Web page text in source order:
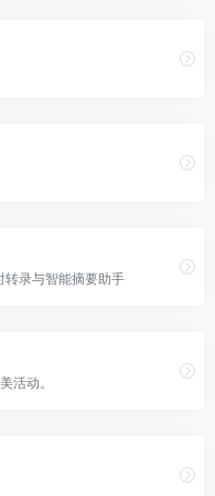
录与智能摘要助手
活动。